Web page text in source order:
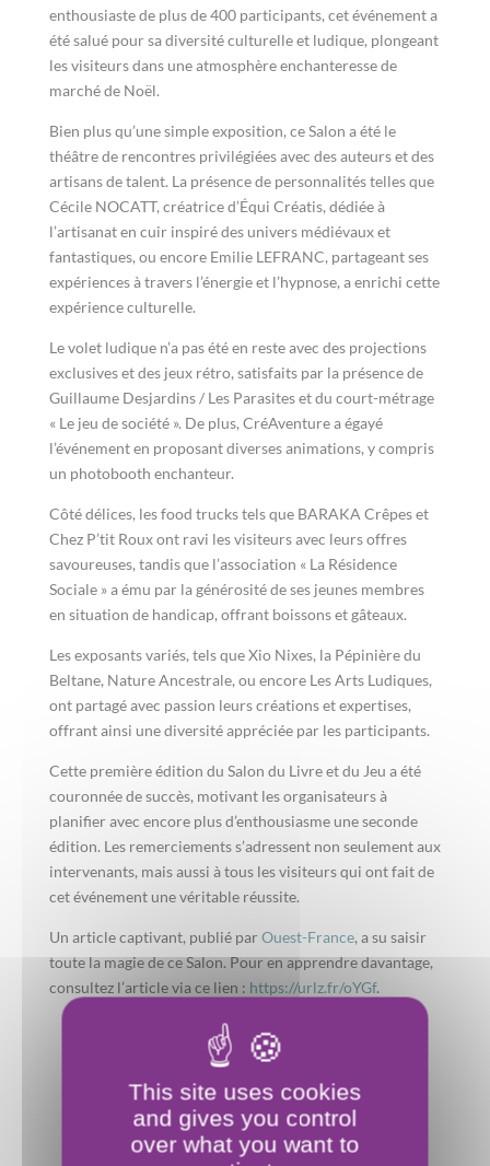
enthousiaste de plus de 400 participants, cet événement a
été salué pour sa diversité culturelle et ludique, plongeant
les visiteurs dans une atmosphère enchanteresse de
marché de Noël.
Bien plus qu’une simple exposition, ce Salon a été le
théâtre de rencontres privilégiées avec des auteurs et des
artisans de talent. La présence de personnalités telles que
Cécile NOCATT, créatrice d’Équi Créatis, dédiée à
l’artisanat en cuir inspiré des univers médiévaux et
fantastiques, ou encore Emilie LEFRANC, partageant ses
expériences à travers l’énergie et l’hypnose, a enrichi cette
expérience culturelle.
Le volet ludique n’a pas été en reste avec des projections
exclusives et des jeux rétro, satisfaits par la présence de
Guillaume Desjardins / Les Parasites et du court-métrage
« Le jeu de société ». De plus, CréAventure a égayé
l’événement en proposant diverses animations, y compris
un photobooth enchanteur.
Côté délices, les food trucks tels que BARAKA Crêpes et
Chez P’tit Roux ont ravi les visiteurs avec leurs offres
savoureuses, tandis que l’association « La Résidence
Sociale » a ému par la générosité de ses jeunes membres
en situation de handicap, offrant boissons et gâteaux.
Les exposants variés, tels que Xio Nixes, la Pépinière du
Beltane, Nature Ancestrale, ou encore Les Arts Ludiques,
ont partagé avec passion leurs créations et expertises,
offrant ainsi une diversité appréciée par les participants.
Cette première édition du Salon du Livre et du Jeu a été
couronnée de succès, motivant les organisateurs à
planifier avec encore plus d’enthousiasme une seconde
édition. Les remerciements s’adressent non seulement aux
intervenants, mais aussi à tous les visiteurs qui ont fait de
cet événement une véritable réussite.
Un article captivant, publié par Ouest-France, a su saisir
toute la magie de ce Salon. Pour en apprendre davantage,
consultez l’article via ce lien : https://urlz.fr/oYGf.
This site uses cookies
and gives you control
over what you want to